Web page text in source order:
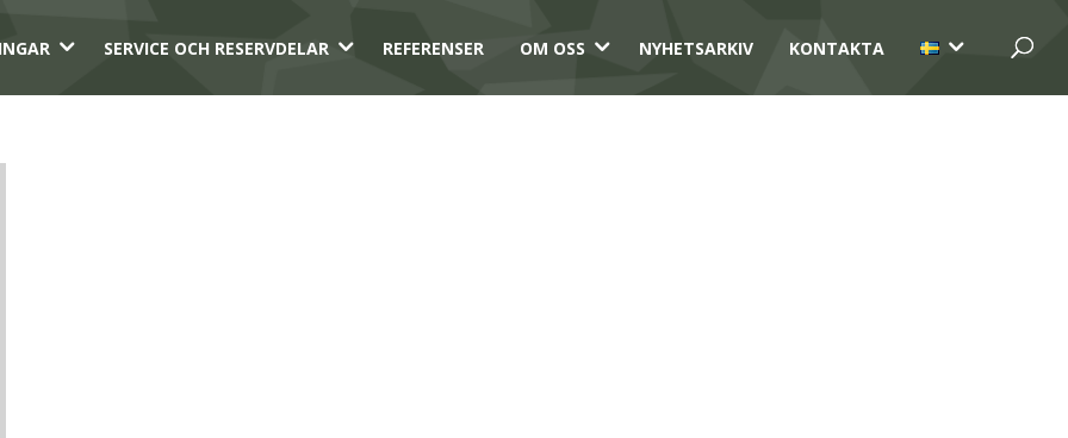
3 SERVICE OCH RESERVDELAR 3 REFERENSER OM OSS 3 NYHETSARKIV KONTAKTA 3